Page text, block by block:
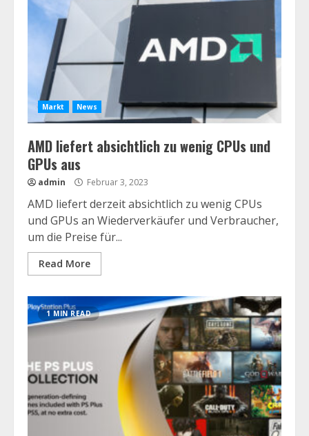
Markt News
AMD liefert absichtlich zu wenig CPUs und
GPUs aus
admin Februar 3, 2023
AMD liefert derzeit absichtlich zu wenig CPUs
und GPUs an Wiederverkäufer und Verbraucher,
um die Preise für...
Read More
1 MIN READ